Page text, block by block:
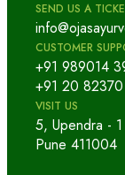
SEND US A
CUSTOMER
+91 989014
+91 20
VISIT US
5, Upendra -
Pune 411004